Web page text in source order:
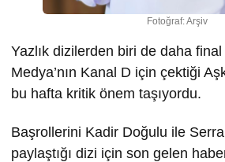
Fotoğraf: Arşiv
Yazlık dizilerden biri de daha final
Medya’nın Kanal D için çektiği
bu hafta kritik önem taşıyordu.
Başrollerini Kadir Doğulu ile Serra
paylaştığı dizi için son gelen